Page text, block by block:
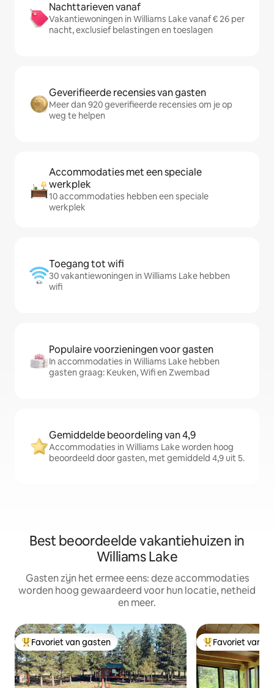
Nachttarieven vanaf
Vakantiewoningen in Williams Lake vanaf € 26 per
nacht, exclusief belastingen en toeslagen
Geverifieerde recensies van gasten
Meer dan 920 geverifieerde recensies om je op
weg te helpen
Accommodaties met een speciale
werkplek
10 accommodaties hebben een speciale
werkplek
Toegang tot wifi
30 vakantiewoningen in Williams Lake hebben
wifi
Populaire voorzieningen voor gasten
In accommodaties in Williams Lake hebben
gasten graag: Keuken, Wifi en Zwembad
Gemiddelde beoordeling van 4,9
Accommodaties in Williams Lake worden hoog
beoordeeld door gasten, met gemiddeld 4,9 uit 5.
Best beoordeelde vakantiehuizen in
Williams Lake
Gasten zijn het ermee eens: deze accommodaties
worden hoog gewaardeerd voor hun locatie, netheid
en meer.
Topfavoriet van gasten
Favoriet van gasten Topfavoriet van
Favoriet van